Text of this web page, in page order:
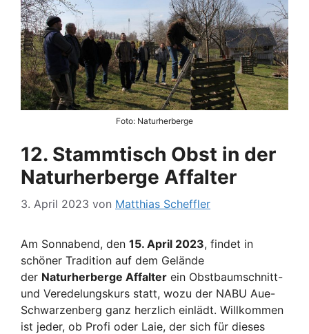
Foto: Naturherberge
12. Stammtisch Obst in der
Naturherberge Affalter
3. April 2023 von Matthias Scheffler
Am Sonnabend, den 15. April 2023, findet in
schöner Tradition auf dem Gelände
der Naturherberge Affalter ein Obstbaumschnitt-
und Veredelungskurs statt, wozu der NABU Aue-
Schwarzenberg ganz herzlich einlädt. Willkommen
ist jeder, ob Profi oder Laie, der sich für dieses